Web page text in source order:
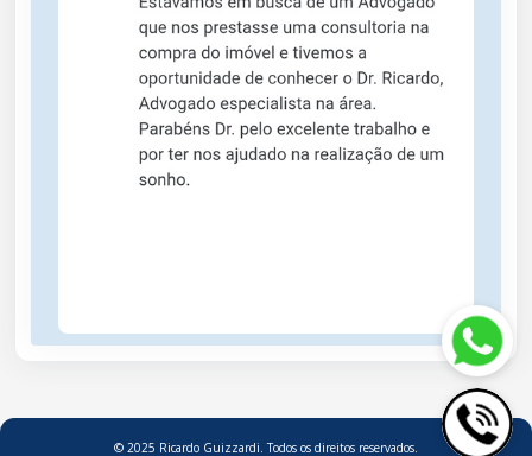
© 2025 Ricardo Guizzardi. Todos os direitos reservados.